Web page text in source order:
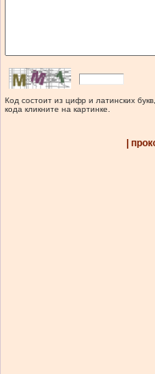
Код состоит из цифр и латинских
кода кликните на картинке.
|